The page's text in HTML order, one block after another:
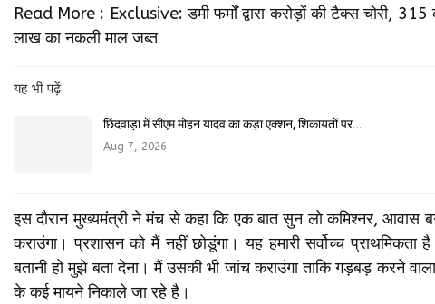
Read More : Exclusive: डमी फर्मों द्वारा करोड़ों की टैक्स चोरी,
लाख का नकली माल जब्त
यह भी पढ़ें
छिंदवाड़ा में सीएम मोहन यादव का कड़ा एक्शन, शिकायतों पर…
Aug 7, 2026
इस दौरान मुख्यमंत्री ने मंच से कहा कि एक बात सुन लो कमिश्नर, आवास
कराउंगा। प्रशासन को मैं नहीं छोडूंगा। यह हमारी सर्वोच्च
बतानी हो मुझे बता देना। मैं उसकी भी जांच कराउंगा ताकि गड़बड़ करने
के कई मायने निकाले जा रहे है।